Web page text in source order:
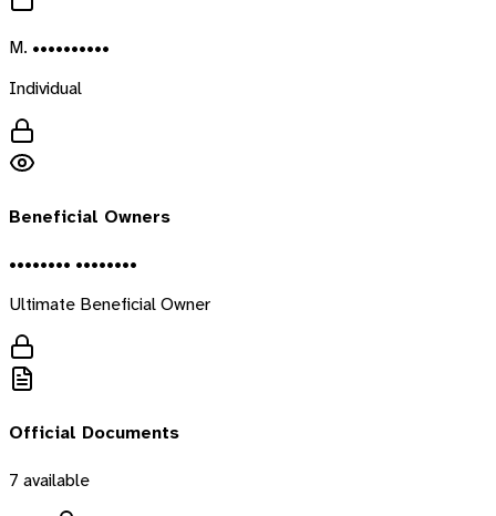
M. ••••••••••
Individual
Beneficial Owners
•••••••• ••••••••
Ultimate Beneficial Owner
Official Documents
7 available